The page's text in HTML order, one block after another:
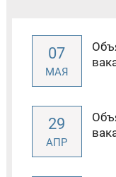
07
МАЯ
29
АПР